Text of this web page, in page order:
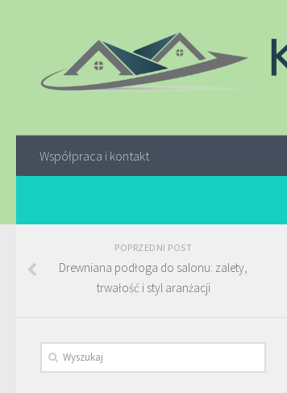
Współpraca i kontakt
POPRZEDNI POST
Drewniana podłoga do salonu: zalety,
trwałość i styl aranżacji